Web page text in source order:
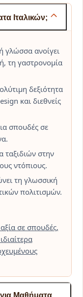
Ιταλικών;
γλώσσα ανοίγει
τη γαστρονομία
δεξιότητα
και διεθνείς
σπουδές σε
ταξιδιών στην
ντόπιους.
τη γλωσσική
πολιτισμών.
σε σπουδές,